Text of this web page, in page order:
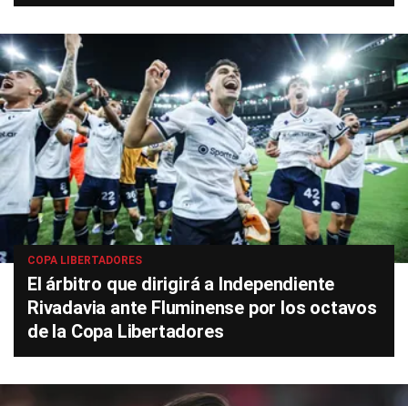
COPA LIBERTADORES
El árbitro que dirigirá a Independiente
Rivadavia ante Fluminense por los octavos
de la Copa Libertadores